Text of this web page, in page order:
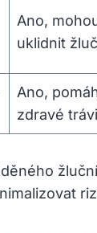
Ano,
uklidnit
Ano,
zdravé